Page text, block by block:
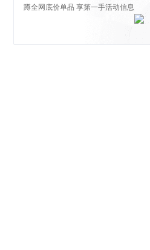
蹲全网底价单品 享第一手活动信息